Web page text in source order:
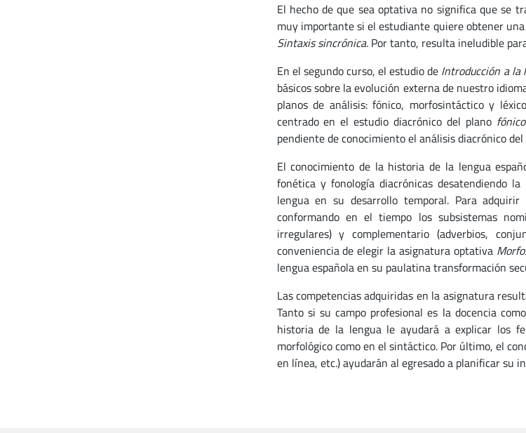
El hecho de que sea optativa no significa que se
muy importante si el estudiante quiere obtener
Sintaxis sincrónica.Por tanto, resulta ineludible
En el segundo curso, el estudio de Introducción a la
básicos sobre la evolución externa de nuestro
planos de análisis: fónico, morfosintáctico y
centrado en el estudio diacrónico del plano fónico
pendiente de conocimiento el análisis diacrónico
El conocimiento de la historia de la lengua
fonética y fonología diacrónicas desatendiendo
lengua en su desarrollo temporal. Para
conformando en el tiempo los subsistemas
irregulares) y complementario (adverbios,
conveniencia de elegir la asignatura optativa
lengua española en su paulatina transformación
Las competencias adquiridas en la asignatura
Tanto si su campo profesional es la docencia
historia de la lengua le ayudará a explicar los
morfológico como en el sintáctico. Por último, el
en línea, etc.) ayudarán al egresado a planificar su